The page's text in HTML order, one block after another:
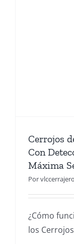
Cerrojos
Con
Máxima
Porvlccerrajero
¿Cómo
los